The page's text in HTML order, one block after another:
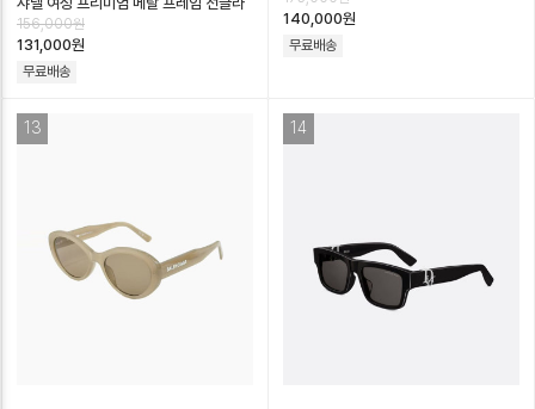
스 - Chanel Womens Premium
Met…
156,000원
131,000원
무료배송
140,000원
무료배송
13 14